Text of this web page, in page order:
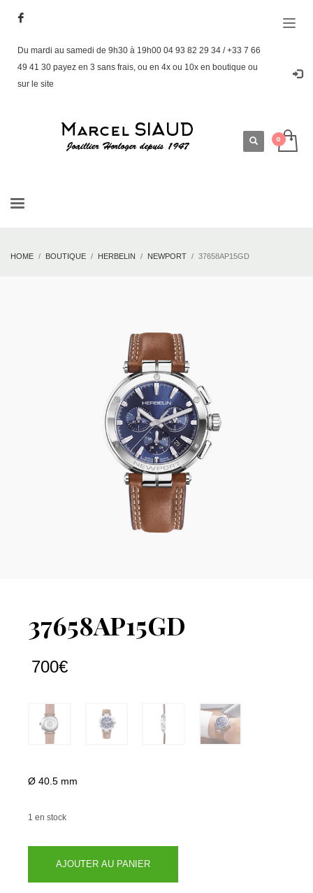
Du mardi au samedi de 9h30 à 19h00 04 93 82 29 34 / +33 7 66
49 41 30 payez en 3 sans frais, ou en 4x ou 10x en boutique ou
sur le site
HOME BOUTIQUE HERBELIN NEWPORT 37658AP15GD
37658AP15GD
700€
Ø 40.5 mm
1 en stock
37658AP15GD
AJOUTER AU PANIER